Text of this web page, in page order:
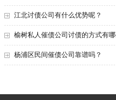
江北讨债公司有什么优势呢？
榆树私人催债公司讨债的方式有哪
杨浦区民间催债公司靠谱吗？